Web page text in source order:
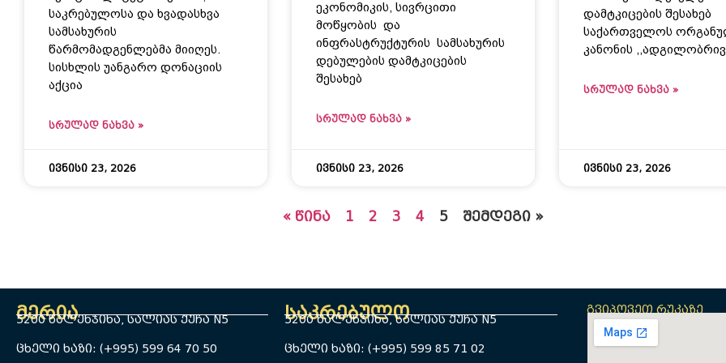
საკრებულოსა და ხვადასხვა
სამსახურის
წარმომადგენლებმა მიიღეს.
სისხლის უანგარო დონაციის
აქცია
ᲡᲠᲣᲚᲐᲓ ᲜᲐᲮᲕᲐ »
ივნისი 23, 2026
ეკონომიკის, სივრცითი
მოწყობის და
ინფრასტრუქტურის სამსახურის
დებულების დამტკიცების
შესახებ
ᲡᲠᲣᲚᲐᲓ ᲜᲐᲮᲕᲐ »
ივნისი 23, 2026
დამტკიცების შესახებ
საქართველოს
კანონის
ᲡᲠᲣᲚᲐᲓ ᲜᲐᲮᲕᲐ »
ივნისი 23, 2026
« წინა 1 2 3 4 5 შემდეგი »
მერია
5200 წალენჯიხა, სალიას ქუჩა N5
ცხელი ხაზი: (+995) 599 64 70 50
საკრებულო
5200 წალენჯიხა, სალიას ქუჩა N5
ცხელი ხაზი: (+995) 599 85 71 02
გვიპოვეთ რუკაზე